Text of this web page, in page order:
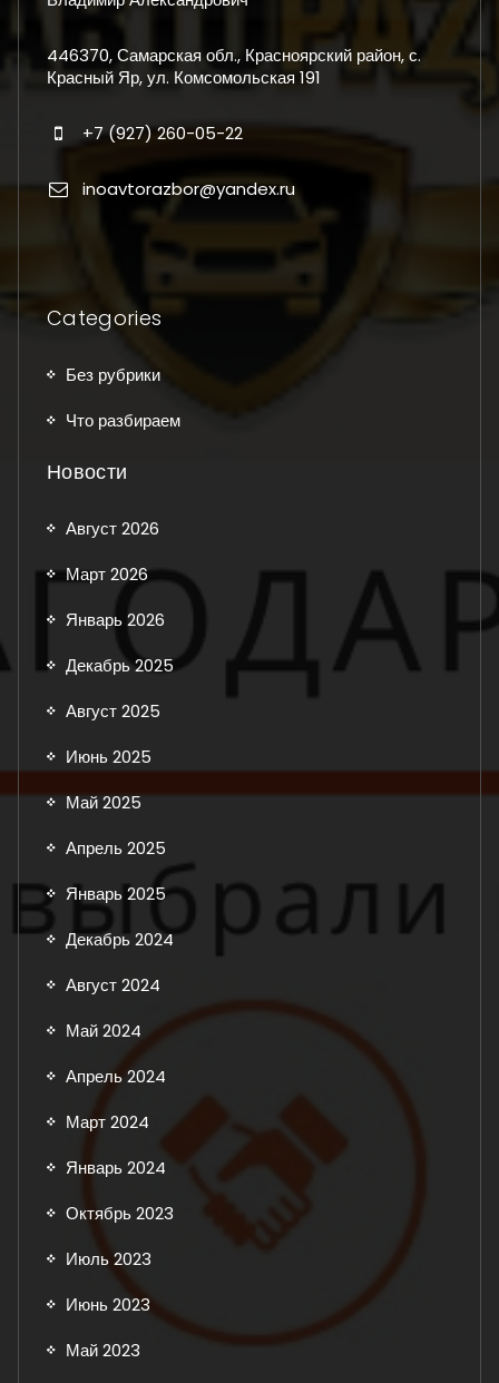
446370, Самарская обл., Красноярский район, с.
Красный Яр, ул. Комсомольская 191
+7 (927) 260-05-22
inoavtorazbor@yandex.ru
Categories
Без рубрики
Что разбираем
Новости
Август 2026
Март 2026
Январь 2026
Декабрь 2025
Август 2025
Июнь 2025
Май 2025
Апрель 2025
Январь 2025
Декабрь 2024
Август 2024
Май 2024
Апрель 2024
Март 2024
Январь 2024
Октябрь 2023
Июль 2023
Июнь 2023
Май 2023